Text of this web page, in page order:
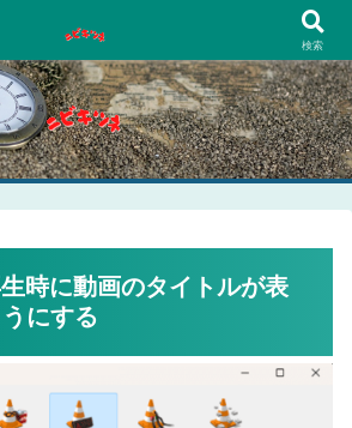
時に動画のタイトルが表
にする
検索